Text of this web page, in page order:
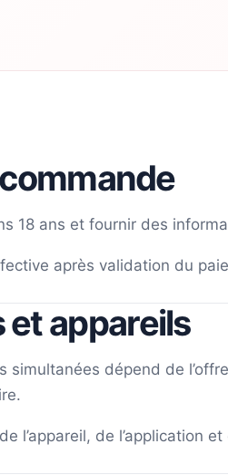
18 ans et fournir des
après validation du
appareils
simultanées dépend de
l’appareil, de l’application